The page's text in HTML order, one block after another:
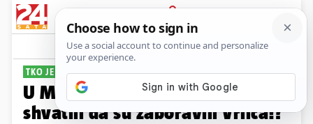
PRIJAVA
Sport Komentari
TKO JE ODGOVORAN?
U Mladosti tek na semaforu
shvatili da su zaboravili Vrlića!?